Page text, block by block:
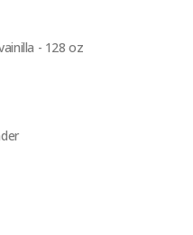
- 128 oz